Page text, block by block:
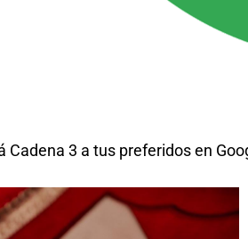
Cadena 3 a tus preferidos en